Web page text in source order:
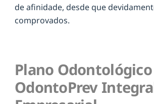
de afinidade, desde que
comprovados.
Plano Odontológico
OdontoPrev